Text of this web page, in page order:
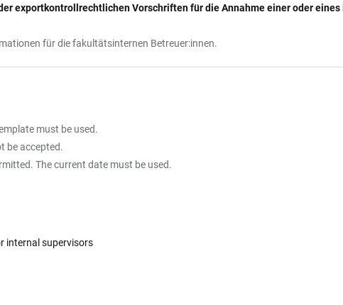
exportkontrollrechtlichen Vorschriften für die Annahme einer oder
für die fakultätsinternen Betreuer:innen.
must be used.
be accepted.
The current date must be used.
internal supervisors